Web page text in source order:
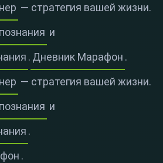
— стратегия вашей жизни.
и
. Дневник Марафон .
— стратегия вашей жизни.
и
.
.